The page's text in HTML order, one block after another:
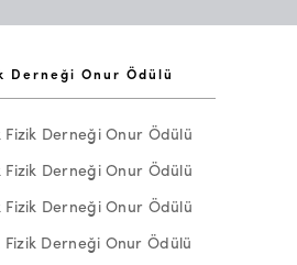
Derneği Onur Ödülü
Fizik Derneği Onur Ödülü
Fizik Derneği Onur Ödülü
Fizik Derneği Onur Ödülü
Fizik Derneği Onur Ödülü